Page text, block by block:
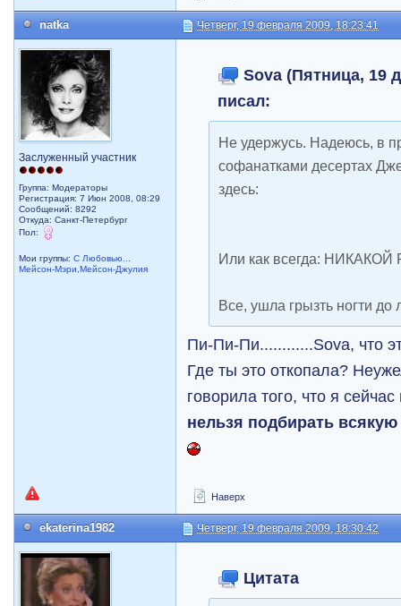
natka Четверг, 19 февраля 2009, 18:23:41
Заслуженный участник
Группа: Модераторы
Регистрация: 7 Июн 2008, 08:29
Сообщений: 8292
Откуда: Санкт-Петербург
Пол:
Мои группы:С Любовью...
Мейсон-Мэри,Мейсон-Джулия
Sova (Пятница, 19
писал:
Не удержусь. Надеюсь, в
софанатками десертах
здесь:
Или как всегда:
Все, ушла грызть ногти до
Пи-Пи-Пи............Sova, что
Где ты это откопала?
говорила того, что я
нельзя подбирать
Наверх
ekaterina1982 Четверг, 19 февраля 2009, 18:30:42
Цитата